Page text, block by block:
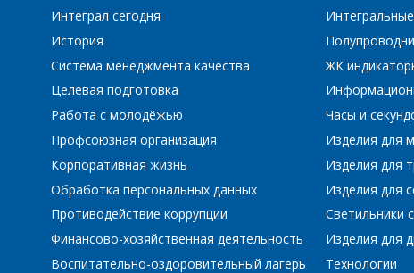
Интеграл сегодня
История
Система менеджмента качества
Целевая подготовка
Работа с молодёжью
Профсоюзная организация
Корпоративная жизнь
Обработка персональных данных
Противодействие коррупции
Финансово-хозяйственная деятельность
Воспитательно-оздоровительный лагерь
ЖК
Часы и
Изделия для
Изделия для
Изделия для
Светильники
Изделия для
Технологии